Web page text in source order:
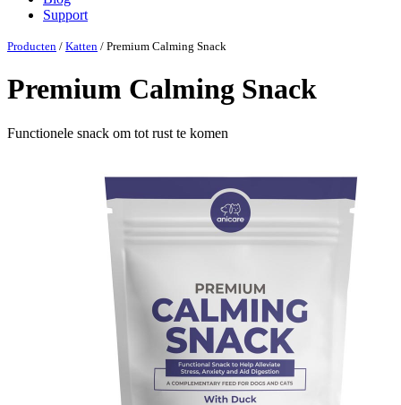
Support
Producten / Katten / Premium Calming Snack
Premium Calming Snack
Functionele snack om tot rust te komen